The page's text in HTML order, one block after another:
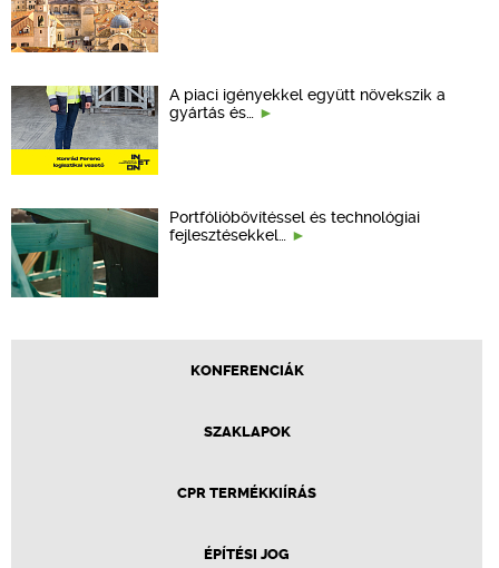
A piaci igényekkel együtt növekszik a
gyártás és…
Portfólióbővítéssel és technológiai
fejlesztésekkel…
KONFERENCIÁK
SZAKLAPOK
CPR TERMÉKKIÍRÁS
ÉPÍTÉSI JOG